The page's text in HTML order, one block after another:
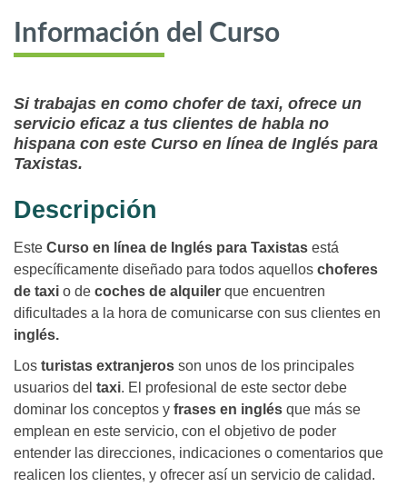
Información del Curso
Si trabajas en como chofer de taxi, ofrece un
servicio eficaz a tus clientes de habla no
hispana con este Curso en línea de Inglés para
Taxistas.
Descripción
Este Curso en línea de Inglés para Taxistas está
específicamente diseñado para todos aquellos choferes
de taxi o de coches de alquiler que encuentren
dificultades a la hora de comunicarse con sus clientes en
inglés.
Los turistas extranjeros son unos de los principales
usuarios del taxi. El profesional de este sector debe
dominar los conceptos y frases en inglés que más se
emplean en este servicio, con el objetivo de poder
entender las direcciones, indicaciones o comentarios que
realicen los clientes, y ofrecer así un servicio de calidad.